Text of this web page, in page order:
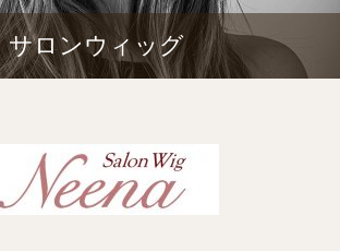
サロンウィッグ